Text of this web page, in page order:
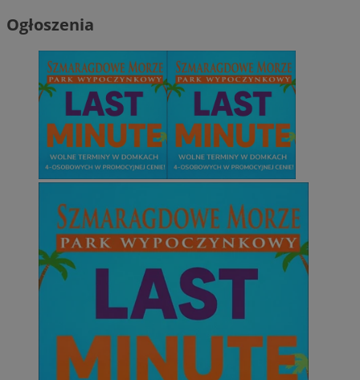
Ogłoszenia